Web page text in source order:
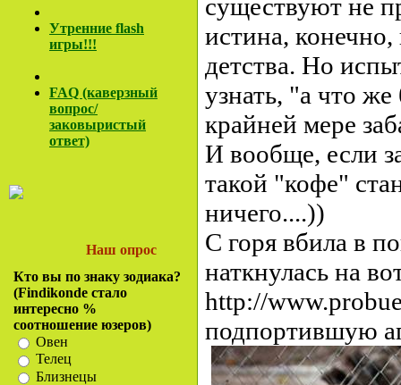
Утренние flash
игры!!!
FAQ (каверзный
вопрос/
заковыристый
ответ)
Наш опрос
Кто вы по знаку зодиака?
(Findikonde стало
интересно %
соотношение юзеров)
Овен
Телец
Близнецы
существуют не
истина,
детства. Но
узнать, "а что
крайней мере
И вообще, если
такой "кофе"
ничего....))
С горя вбила в
наткнулась на
http://
подпортившую